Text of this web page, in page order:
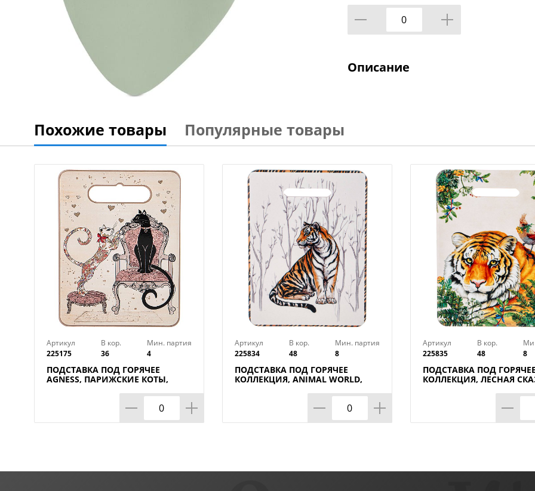
Описание
Похожие товары Популярные товары
Артикул
225175
В кор.
36
Мин. партия
4
ПОДСТАВКА ПОД ГОРЯЧЕЕ
AGNESS, ПАРИЖСКИЕ КОТЫ,
Артикул
225834
В кор.
48
Мин. партия
8
ПОДСТАВКА ПОД ГОРЯЧЕЕ
КОЛЛЕКЦИЯ, ANIMAL WORLD,
Артикул
225835
В кор.
48
8
ПОДСТАВКА ПОД
КОЛЛЕКЦИЯ, ЛЕСНАЯ